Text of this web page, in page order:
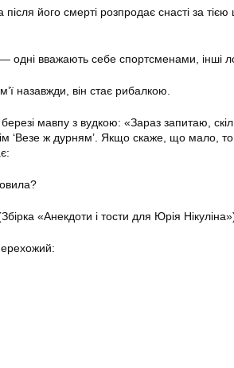
його смерті розпродає снасті за тією
— одні вважають себе спортсменами, інші
назавжди, він стає рибалкою.
мавпу з вудкою: «Зараз запитаю,
‘Везе ж дурням’. Якщо скаже, що мало, то
«Анекдоти і тости для Юрія